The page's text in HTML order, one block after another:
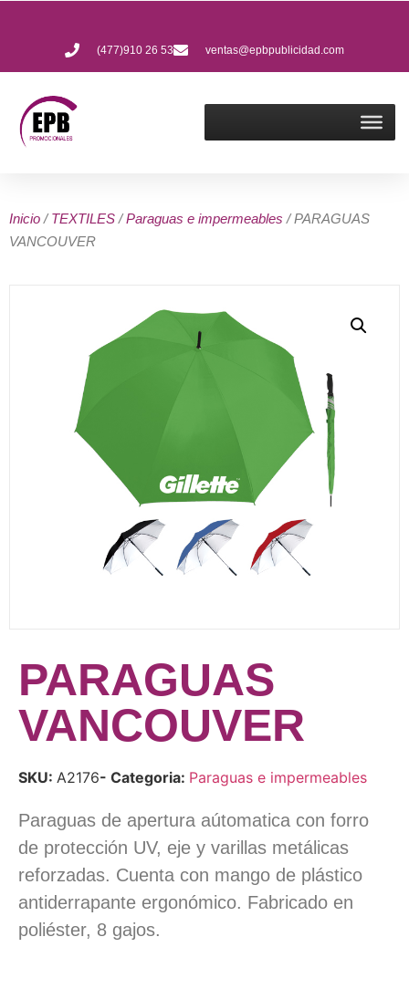
(477)910 26 53 ventas@epbpublicidad.com
Inicio /TEXTILES /Paraguas e impermeables / PARAGUAS
VANCOUVER
PARAGUAS
VANCOUVER
SKU: A2176- Categoria: Paraguas e impermeables
Paraguas de apertura aútomatica con forro
de protección UV, eje y varillas metálicas
reforzadas. Cuenta con mango de plástico
antiderrapante ergonómico. Fabricado en
poliéster, 8 gajos.